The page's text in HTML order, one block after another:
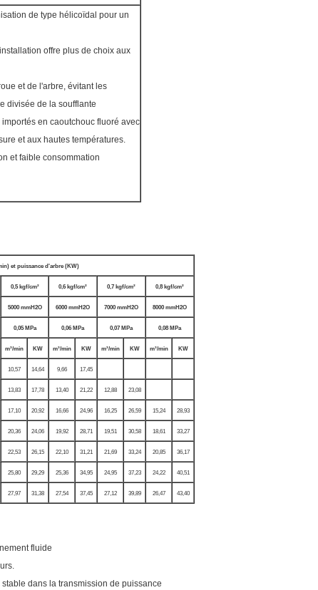
de type hélicoïdal pour un
offre plus de choix aux
et de l'arbre, évitant les
divisée de la soufflante
en caoutchouc fluoré avec
et aux hautes températures.
et faible consommation
et puissance d'arbre (KW)
0,5 kgf/cm² 0,6 kgf/cm² 0,7 kgf/cm² 0,8 kgf/cm²
5000 mmH2O 6000 mmH2O 7000 mmH2O 8000 mmH2O
0,05 MPa 0,06 MPa 0,07 MPa 0,08 MPa
m³/min KW m³/min KW m³/min KW m³/min KW
10,57 14,64 9,66 17,45
13,83 17,78 13,40 21,22 12,88 23,08
17,10 20,92 16,66 24,96 16,25 26,59 15,24 28,93
20,36 24,06 19,92 28,71 19,51 30,58 18,61 33,27
22,53 26,15 22,10 31,21 21,69 33,24 20,85 36,17
25,80 29,29 25,36 34,95 24,95 37,23 24,22 40,51
27,97 31,38 27,54 37,45 27,12 39,89 26,47 43,40
fluide
dans la transmission de puissance